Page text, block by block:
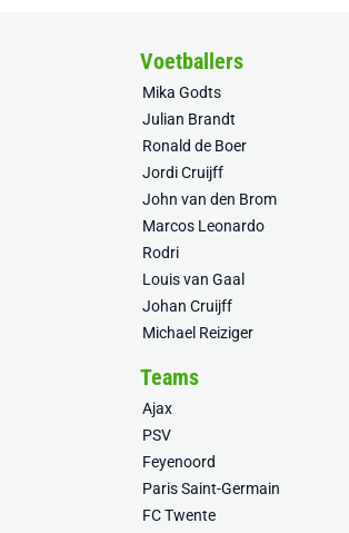
Voetballers
Mika Godts
Julian Brandt
Ronald de Boer
Jordi Cruijff
John van den Brom
Marcos Leonardo
Rodri
Louis van Gaal
Johan Cruijff
Michael Reiziger
Teams
Ajax
PSV
Feyenoord
Paris Saint-Germain
FC Twente